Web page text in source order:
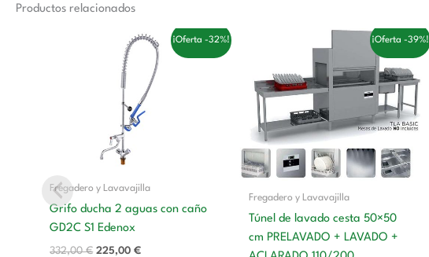
Productos relacionados
¡Oferta -32%!
Fregadero y Lavavajilla
Grifo ducha 2 aguas con caño
GD2C S1 Edenox
332,00€
original
332,00 €.
225,00€
El
precio
actual
es:
225,00 €.
¡Oferta -39%!
Fregadero y Lavavajilla
Túnel de lavado cesta 50×50
cm PRELAVADO + LAVADO +
precio
original
era:
21.214,00 €.
El
precio
13.045,00 €.